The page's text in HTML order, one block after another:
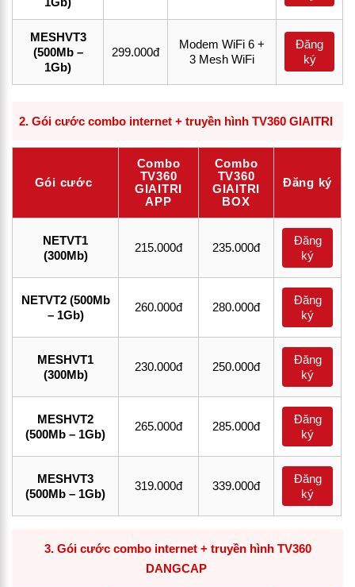
MESHVT3
(500Mb –
1Gb)
299.000đ
Modem WiFi 6 +
3 Mesh WiFi
Đăng
ký
2. Gói cước combo internet + truyền hình TV360 GIAITRI
Gói cước
Combo
TV360
GIAITRI
APP
Combo
TV360
GIAITRI
BOX
Đăng ký
NETVT1
(300Mb)
215.000đ 235.000đ
Đăng
ký
NETVT2 (500Mb
– 1Gb)
260.000đ 280.000đ
Đăng
ký
MESHVT1
(300Mb)
230.000đ 250.000đ
Đăng
ký
MESHVT2
(500Mb – 1Gb)
265.000đ 285.000đ
Đăng
ký
MESHVT3
(500Mb – 1Gb)
319.000đ 339.000đ
Đăng
ký
3. Gói cước combo internet + truyền hình TV360
DANGCAP